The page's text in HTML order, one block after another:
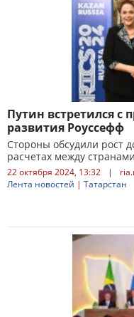
Путин встретился с
развития Роуссефф
Стороны обсудили рост
расчетах между
22 октября 2024, 13:32 |
Лента новостей | Татарстан